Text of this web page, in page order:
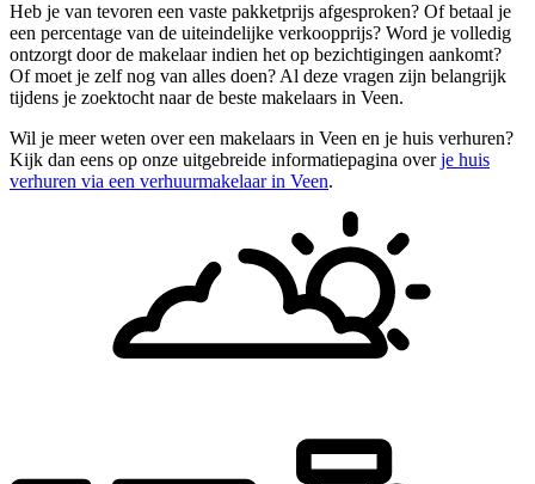
Heb je van tevoren een vaste pakketprijs afgesproken? Of betaal je
een percentage van de uiteindelijke verkoopprijs? Word je volledig
ontzorgt door de makelaar indien het op bezichtigingen aankomt?
Of moet je zelf nog van alles doen? Al deze vragen zijn belangrijk
tijdens je zoektocht naar de beste makelaars in Veen.
Wil je meer weten over een makelaars in Veen en je huis verhuren?
Kijk dan eens op onze uitgebreide informatiepagina overje huis
verhuren via een verhuurmakelaar in Veen.